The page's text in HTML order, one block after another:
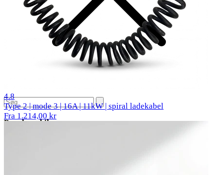
Populære biler
4.821 reviews
Type 2 | mode 3 | 16A | 11kW | spiral ladekabel
Fra 1.214,00 kr